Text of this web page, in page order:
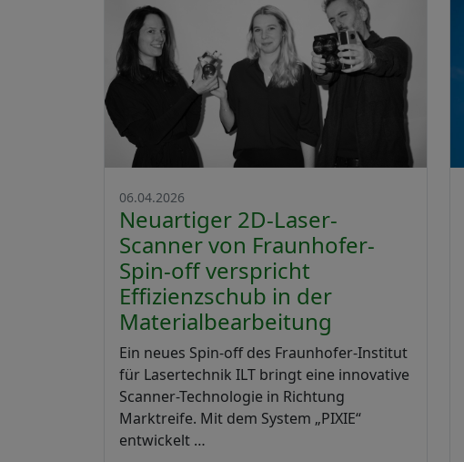
06.04.2026
Neuartiger 2D-Laser-
Scanner von Fraunhofer-
Spin-off verspricht
Effizienzschub in der
Materialbearbeitung
Ein neues Spin-off des Fraunhofer-Institut
für Lasertechnik ILT bringt eine innovative
Scanner-Technologie in Richtung
Marktreife. Mit dem System „PIXIE“
entwickelt …